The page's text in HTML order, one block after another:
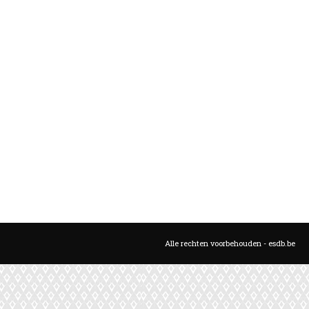
Alle rechten voorbehouden - esdb.be